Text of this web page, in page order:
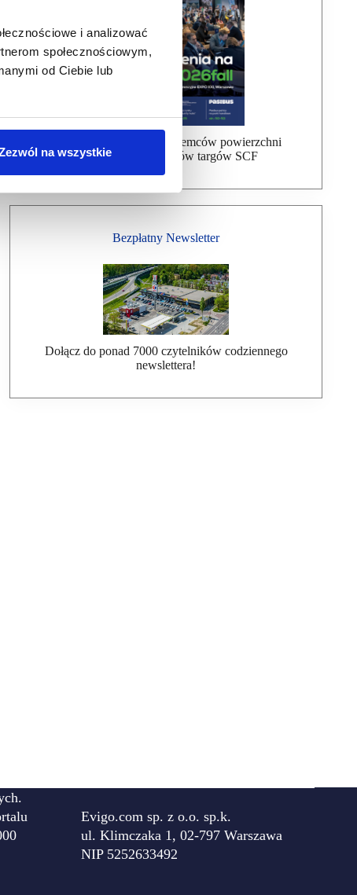
i analizować
społecznościowym,
od Ciebie lub
na wszystkie
Bezpłatna wysyłka dla najemców powierzchni
handlowej, uczestników targów SCF
Bezpłatny Newsletter
Dołącz do ponad 7000 czytelników codziennego
newslettera!
Evigo.com sp. z o.o. sp.k.
ul. Klimczaka 1, 02-797 Warszawa
NIP 5252633492